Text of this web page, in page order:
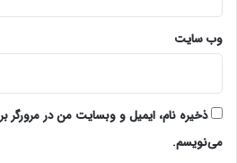
وب‌ سایت
ذخیره نام، ایمیل و وبسایت من در مرورگر
می‌نویسم.